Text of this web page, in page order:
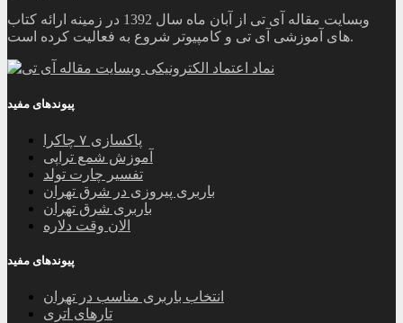
وبسایت مقاله آی تی از آبان ماه سال 1392 در زمینه ارائه کتاب
های آموزشی آی تی و کامپیوتر شروع به فعالیت کرده است.
پیوندهای مفید
پاکسازی ۷ چاکرا
آموزش شمع تراپی
تفسیر چارت تولد
باربری پیروزی در شرق تهران
باربری شرق تهران
الان وقت دلاره
پیوندهای مفید
انتخاب باربری مناسب در تهران
تارهای اتری